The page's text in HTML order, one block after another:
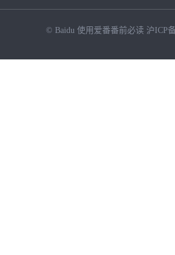
© Baidu 使用爱番番前必读 沪ICP